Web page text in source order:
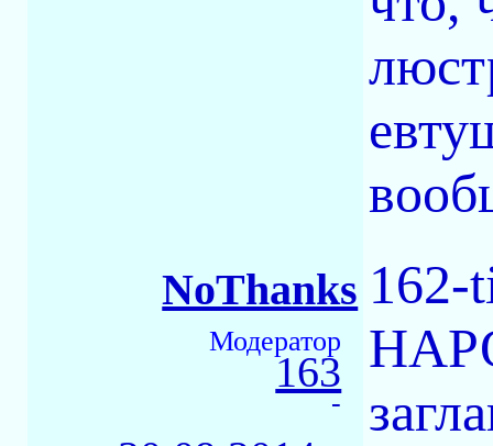
NoThanks
Модератор
163
-
162-